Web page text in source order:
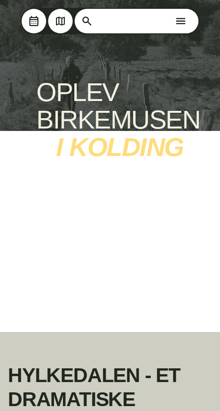
Skip til hovedindholdet
Søg på Oplev Kolding
Søg på Oplev Kolding
OPLEV
BIRKEMUSEN
I KOLDING
HYLKEDALEN - ET
DRAMATISKE